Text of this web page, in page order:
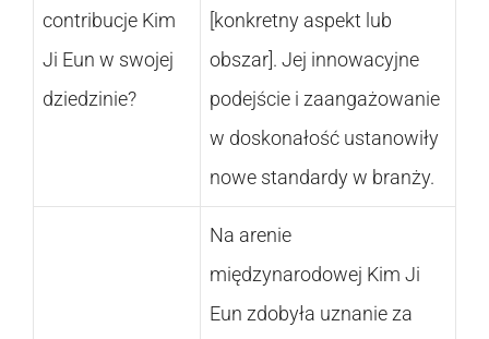
contribucje Kim
Ji Eun w swojej
dziedzinie?
[konkretny aspekt lub
obszar]. Jej innowacyjne
podejście i zaangażowanie
w doskonałość ustanowiły
nowe standardy w branży.
Na arenie
międzynarodowej Kim Ji
Eun zdobyła uznanie za